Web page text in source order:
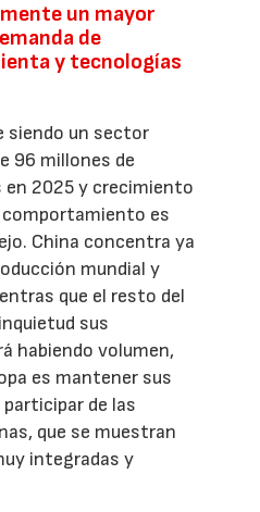
un mayor
de
y tecnologías
siendo un sector
96 millones de
2025 y crecimiento
es
China concentra ya
mundial y
que el resto del
sus
habiendo volumen,
es mantener sus
participar de las
que se muestran
integradas y